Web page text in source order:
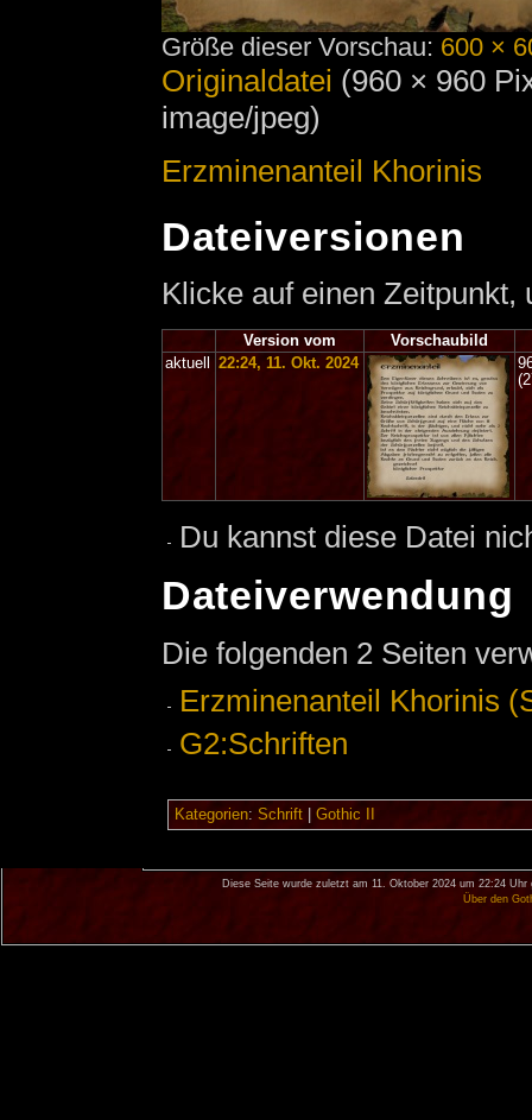
Größe dieser Vorschau: 600 ×
Originaldatei (960 × 960
image/jpeg)
Erzminenanteil Khorinis
Dateiversionen
Klicke auf einen
Version vom
Vorschaubild
aktuell
22:24, 11. Okt. 2024
Du kannst diese Datei
Dateiverwendung
Die folgenden 2 Seiten
Erzminenanteil Khorinis
G2:Schriften
Kategorien: Schrift| Gothic II
Diese Seite wurde zuletzt am 11. Oktober 2024 um 22:24 Uhr
Über den